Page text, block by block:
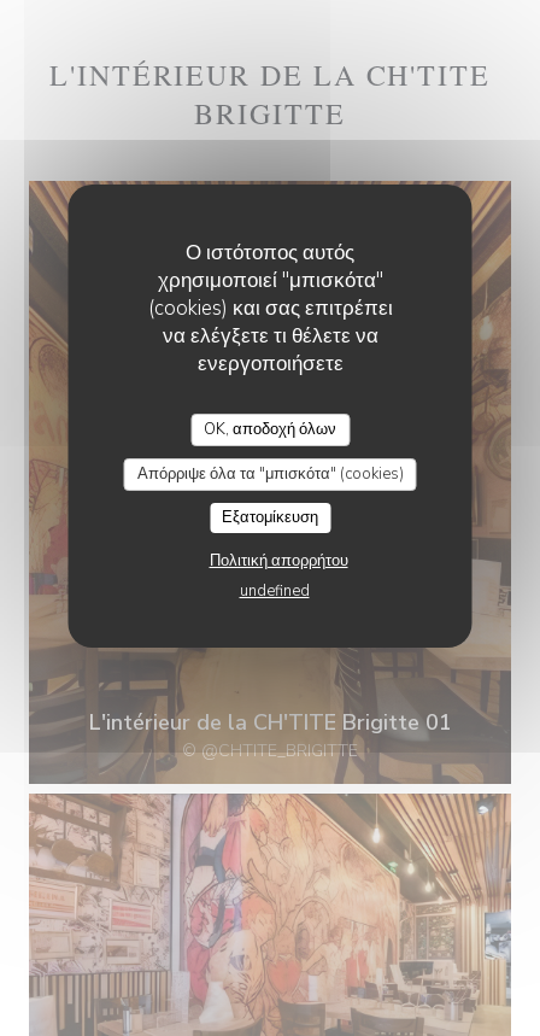
Ο ιστότοπος αυτός
χρησιμοποιεί "μπισκότα"
(cookies) και σας επιτρέπει
να ελέγξετε τι θέλετε να
ενεργοποιήσετε
OK, αποδοχή όλων
Απόρριψε όλα τα "μπισκότα" (cookies)
Εξατομίκευση
Πολιτική απορρήτου
undefined
L'INTÉRIEUR DE LA CH'TITE
BRIGITTE
L'intérieur de la CH'TITE Brigitte 01
© @CHTITE_BRIGITTE